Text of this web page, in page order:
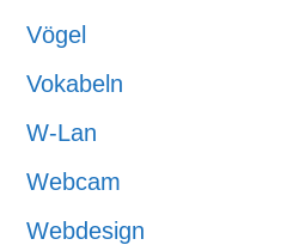
Vögel
Vokabeln
W-Lan
Webcam
Webdesign